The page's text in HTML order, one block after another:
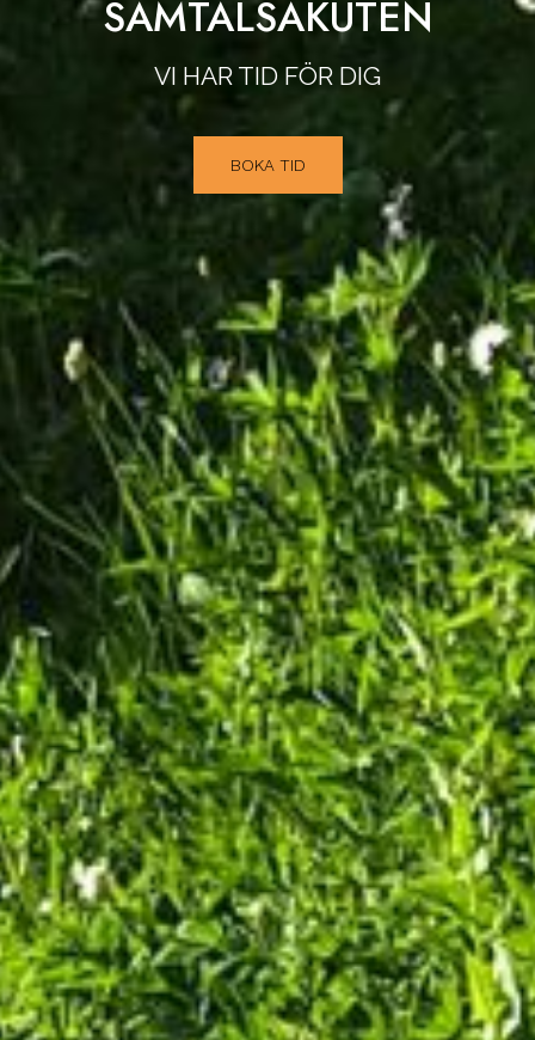
SAMTALSAKUTEN
VI HAR TID FÖR DIG
BOKA TID